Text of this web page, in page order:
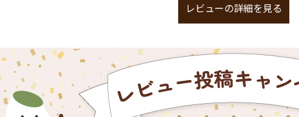
レビューの詳細を見る